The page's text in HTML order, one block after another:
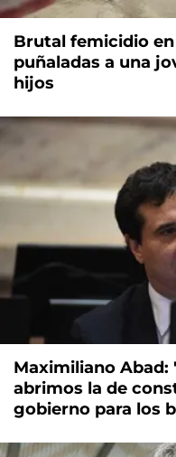
Brutal femicidio
puñaladas a una
hijos
Maximiliano Abad:
abrimos la de
gobierno para los